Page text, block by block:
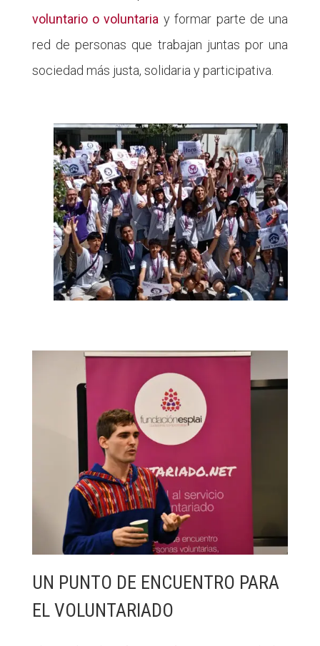
voluntario o voluntaria y formar parte de una
red de personas que trabajan juntas por una
sociedad más justa, solidaria y participativa.
UN PUNTO DE ENCUENTRO PARA
EL VOLUNTARIADO